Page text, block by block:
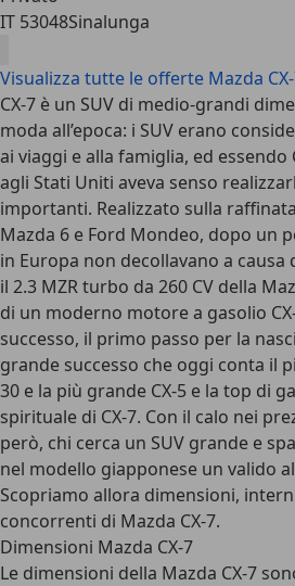
IT 53048Sinalunga
Visualizza tutte le offerte Mazda
CX-7 è un SUV di medio-grandi
moda all’epoca: i SUV erano
ai viaggi e alla famiglia, ed essendo
agli Stati Uniti aveva senso
importanti. Realizzato sulla
Mazda 6 e Ford Mondeo, dopo un
in Europa non decollavano a
il 2.3 MZR turbo da 260 CV della
di un moderno motore a gasolio
successo, il primo passo per la
grande successo che oggi conta il
30 e la più grande CX-5 e la top di
spirituale di CX-7. Con il calo nei
però, chi cerca un SUV grande e
nel modello giapponese un valido
Scopriamo allora dimensioni,
concorrenti di Mazda CX-7.
Dimensioni Mazda CX-7
Le dimensioni della Mazda CX-7